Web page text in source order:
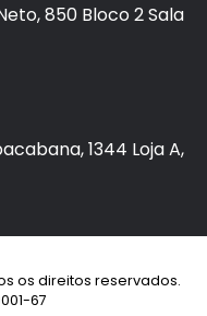
850 Bloco 2 Sala
1344 Loja A,
os direitos reservados.
67